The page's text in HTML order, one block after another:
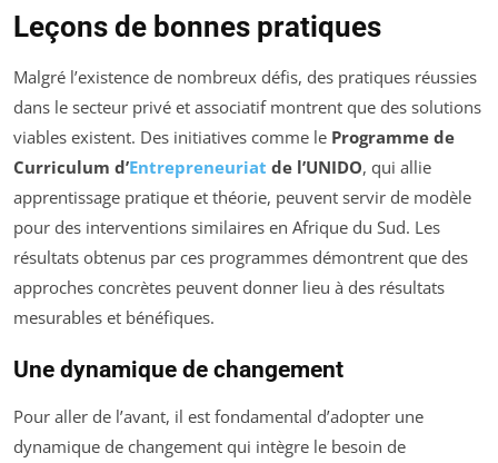
Leçons de bonnes pratiques
Malgré l’existence de nombreux défis, des pratiques réussies
dans le secteur privé et associatif montrent que des solutions
viables existent. Des initiatives comme le Programme de
Curriculum d’Entrepreneuriat de l’UNIDO, qui allie
apprentissage pratique et théorie, peuvent servir de modèle
pour des interventions similaires en Afrique du Sud. Les
résultats obtenus par ces programmes démontrent que des
approches concrètes peuvent donner lieu à des résultats
mesurables et bénéfiques.
Une dynamique de changement
Pour aller de l’avant, il est fondamental d’adopter une
dynamique de changement qui intègre le besoin de